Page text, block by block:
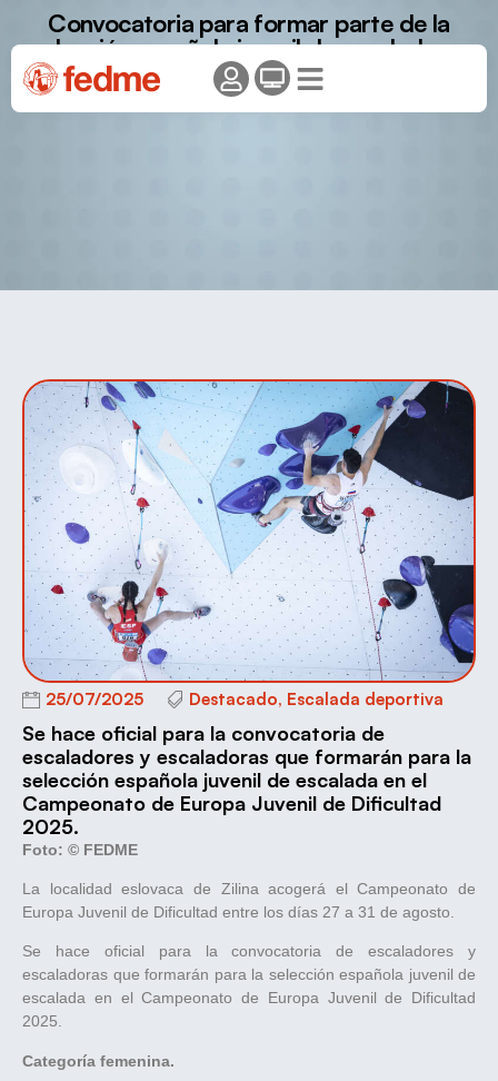
Convocatoria para formar parte de la
selección española juvenil de escalada en
el Campeonato de Europa Juvenil de
Dificultad 2025 – Zilina (SVK).
25/07/2025 Destacado, Escalada deportiva
Se hace oficial para la convocatoria de
escaladores y escaladoras que formarán para la
selección española juvenil de escalada en el
Campeonato de Europa Juvenil de Dificultad
2025.
Foto: © FEDME
La localidad eslovaca de Zilina acogerá el Campeonato de
Europa Juvenil de Dificultad entre los días 27 a 31 de agosto.
Se hace oficial para la convocatoria de escaladores y
escaladoras que formarán para la selección española juvenil de
escalada en el Campeonato de Europa Juvenil de Dificultad
2025.
Categoría femenina.